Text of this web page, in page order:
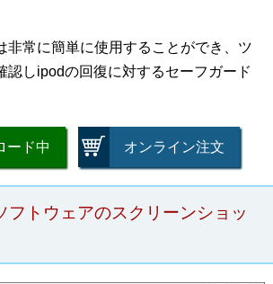
非常に簡単に使用することができ、ツ
認しipodの回復に対するセーフガード
ード中 オンライン注文
フトウェアのスクリーンショッ